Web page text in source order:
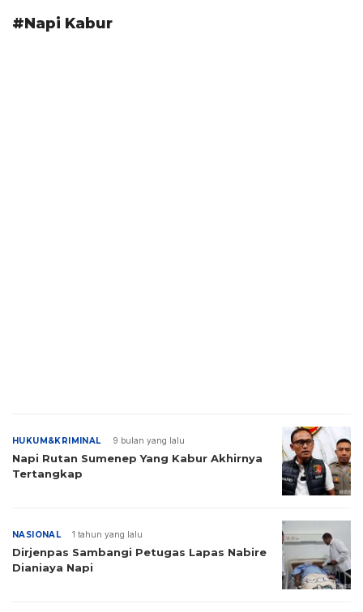
#Napi Kabur
HUKUM&KRIMINAL 9 bulan yang lalu
Napi Rutan Sumenep Yang Kabur Akhirnya
Tertangkap
NASIONAL 1 tahun yang lalu
Dirjenpas Sambangi Petugas Lapas Nabire
Dianiaya Napi